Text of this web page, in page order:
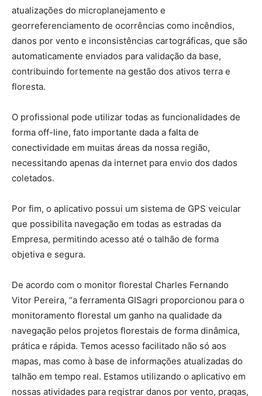
atualizações do microplanejamento e
georreferenciamento de ocorrências como incêndios,
danos por vento e inconsistências cartográficas, que são
automaticamente enviados para validação da base,
contribuindo fortemente na gestão dos ativos terra e
floresta.
O profissional pode utilizar todas as funcionalidades de
forma off-line, fato importante dada a falta de
conectividade em muitas áreas da nossa região,
necessitando apenas da internet para envio dos dados
coletados.
Por fim, o aplicativo possui um sistema de GPS veicular
que possibilita navegação em todas as estradas da
Empresa, permitindo acesso até o talhão de forma
objetiva e segura.
De acordo com o monitor florestal Charles Fernando
Vitor Pereira, “a ferramenta GISagri proporcionou para o
monitoramento florestal um ganho na qualidade da
navegação pelos projetos florestais de forma dinâmica,
prática e rápida. Temos acesso facilitado não só aos
mapas, mas como à base de informações atualizadas do
talhão em tempo real. Estamos utilizando o aplicativo em
nossas atividades para registrar danos por vento, pragas,